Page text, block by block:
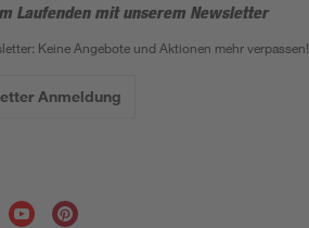
Laufenden mit unserem Newsletter
Keine Angebote und Aktionen mehr verpassen!
Anmeldung